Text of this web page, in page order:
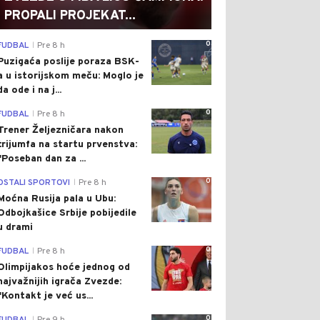
PROPALI PROJEKAT...
0
Pre 8 h
poslije poraza BSK-
u istorijskom meču: Moglo je
ode i na j...
0
Pre 8 h
Željezničara nakon
na startu prvenstva:
dan za ...
0
SPORTOVI Pre 8 h
Rusija pala u Ubu:
Srbije pobijedile
drami
0
Pre 8 h
hoće jednog od
igrača Zvezde:
je već us...
0